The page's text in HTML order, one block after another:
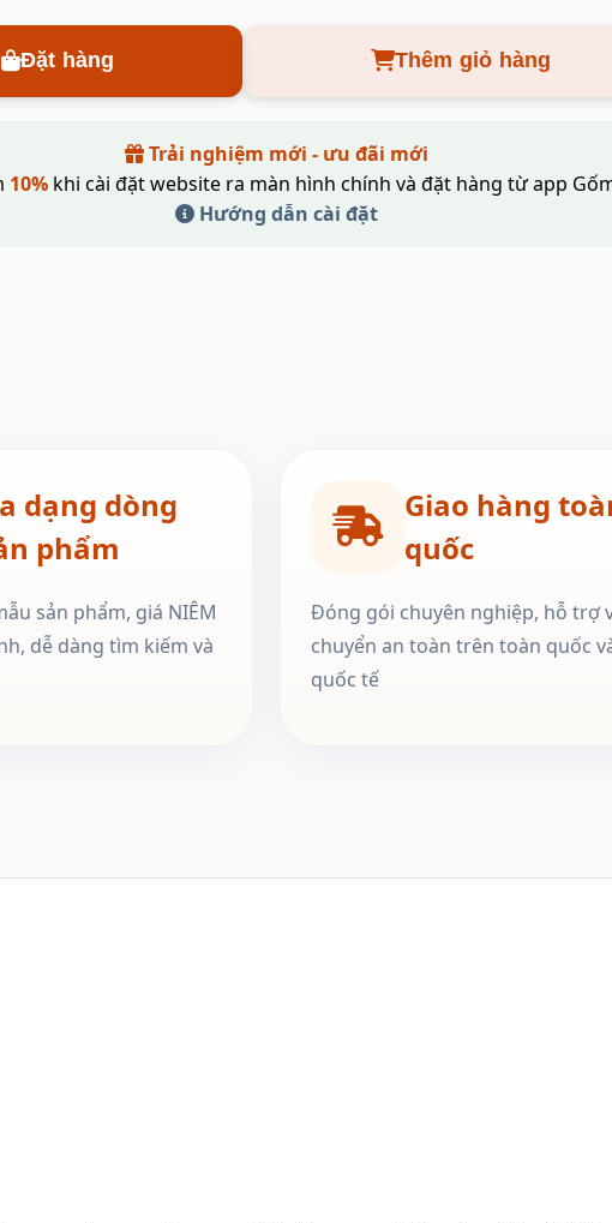
Đặt hàng Thêm giỏ hàng
Trải nghiệm mới - ưu đãi mới
10% khi cài đặt website ra màn hình chính và đặt hàng từ app
Hướng dẫn cài đặt
dạng dòng
phẩm
sản phẩm, giá NIÊM
dễ dàng tìm kiếm và
Giao hàng
quốc
Đóng gói chuyên nghiệp, hỗ trợ
chuyển an toàn trên toàn quốc
quốc tế